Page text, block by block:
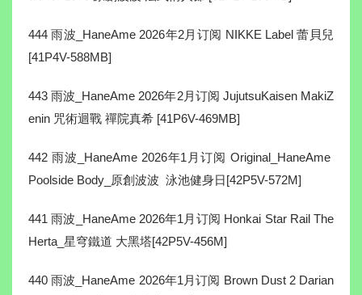
444 雨波_HaneAme 2026年2月订阅 NIKKE Label 蕾貝兒
[41P4V-588MB]
443 雨波_HaneAme 2026年2月订阅 JujutsuKaisen MakiZ
enin 咒術迴戰 禪院真希 [41P6V-469MB]
442 雨波_HaneAme 2026年1月订阅 Original_HaneAme
Poolside Body_原創波波 泳池健身日[42P5V-572M]
441 雨波_HaneAme 2026年1月订阅 Honkai Star Rail The
Herta_星穹鐵道 大黑塔[42P5V-456M]
440 雨波_HaneAme 2026年1月订阅 Brown Dust 2 Darian